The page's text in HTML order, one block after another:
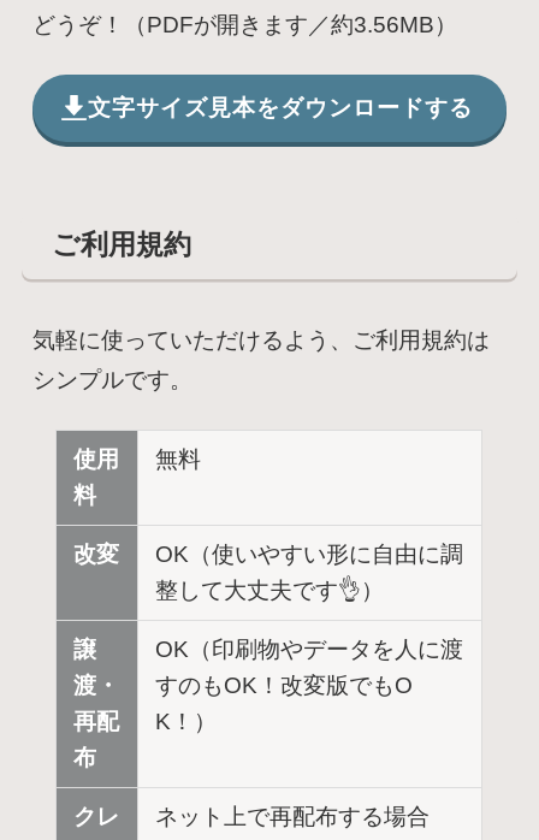
どうぞ！（PDFが開きます／約3.56MB）
文字サイズ見本をダウンロードする
ご利用規約
気軽に使っていただけるよう、ご利用規約は
シンプルです。
使用
料
無料
改変
OK（使いやすい形に自由に調
整して大丈夫です👌）
譲
渡・
再配
布
OK（印刷物やデータを人に渡
すのもOK！改変版でもO
K！）
クレ
ネット上で再配布する場合